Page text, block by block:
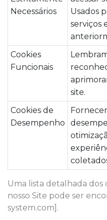
Necessários
Usados
serviços
Cookies
Funcionais
site.
Cookies de
Desempenho
Uma lista detalhada dos
nosso Site pode ser
system.com].